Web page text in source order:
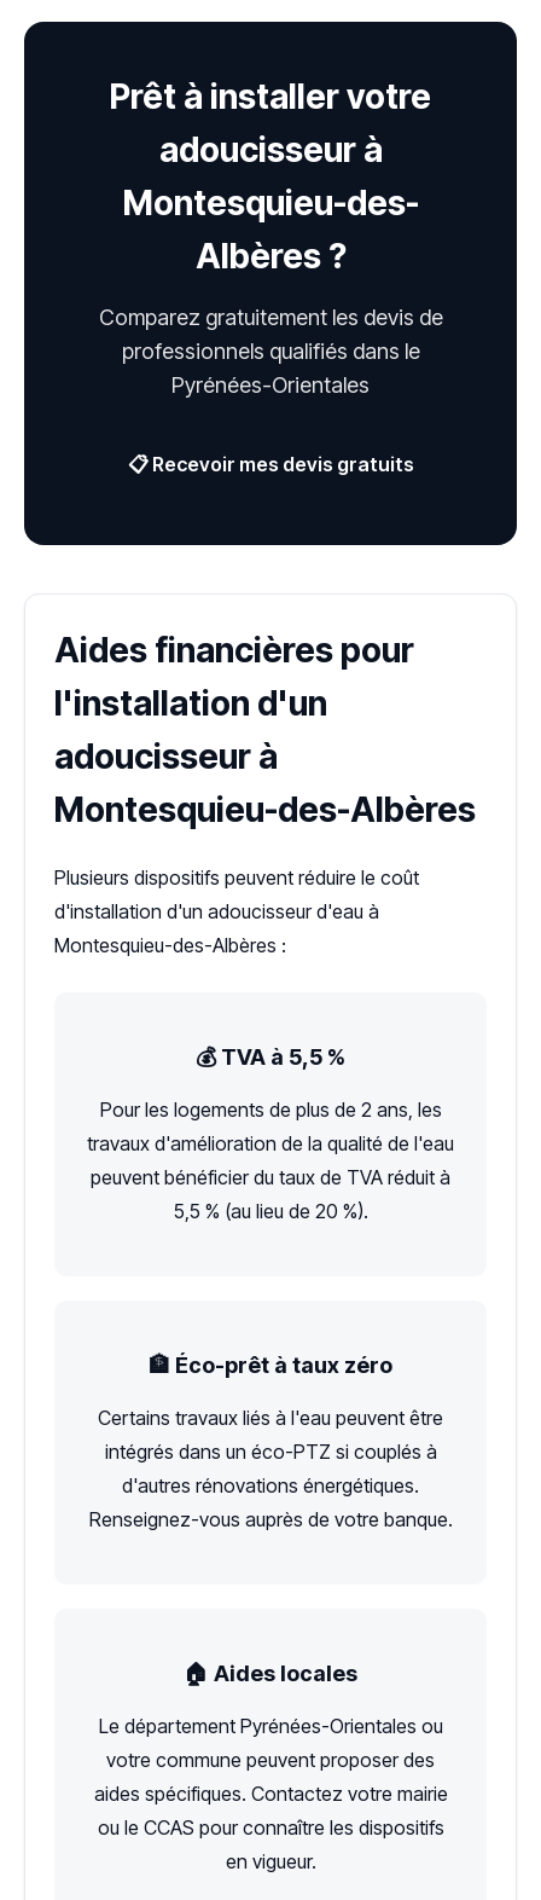
Prêt à installer votre
adoucisseur à
Montesquieu-des-
Albères ?
Comparez gratuitement les devis de
professionnels qualifiés dans le
Pyrénées-Orientales
📋 Recevoir mes devis gratuits
Aides financières pour
l'installation d'un
adoucisseur à
Montesquieu-des-Albères
Plusieurs dispositifs peuvent réduire le coût
d'installation d'un adoucisseur d'eau à
Montesquieu-des-Albères :
💰 TVA à 5,5 %
Pour les logements de plus de 2 ans, les
travaux d'amélioration de la qualité de l'eau
peuvent bénéficier du taux de TVA réduit à
5,5 % (au lieu de 20 %).
🏦 Éco-prêt à taux zéro
Certains travaux liés à l'eau peuvent être
intégrés dans un éco-PTZ si couplés à
d'autres rénovations énergétiques.
Renseignez-vous auprès de votre banque.
🏠 Aides locales
Le département Pyrénées-Orientales ou
votre commune peuvent proposer des
aides spécifiques. Contactez votre mairie
ou le CCAS pour connaître les dispositifs
en vigueur.